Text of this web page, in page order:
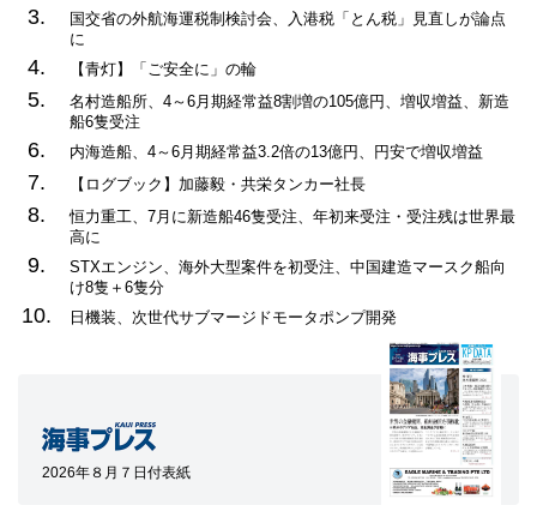
3.
国交省の外航海運税制検討会、入港税「とん税」見直しが論点
に
4. 【青灯】「ご安全に」の輪
5.
名村造船所、4～6月期経常益8割増の105億円、増収増益、新造
船6隻受注
6. 内海造船、4～6月期経常益3.2倍の13億円、円安で増収増益
7. 【ログブック】加藤毅・共栄タンカー社長
8.
恒力重工、7月に新造船46隻受注、年初来受注・受注残は世界最
高に
9.
STXエンジン、海外大型案件を初受注、中国建造マースク船向
け8隻＋6隻分
10. 日機装、次世代サブマージドモータポンプ開発
2026年８月７日付表紙